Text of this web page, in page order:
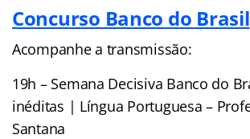
Concurso Banco do Brasil
Acompanhe a transmissão:
19h – Semana Decisiva Banco do
inéditas | Língua Portuguesa –
Santana